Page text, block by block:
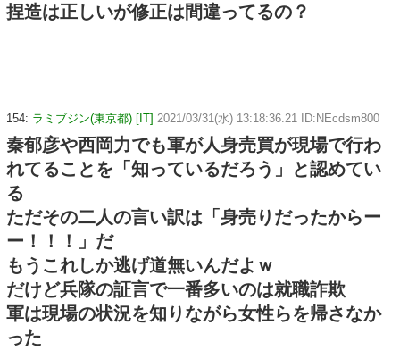
捏造は正しいが修正は間違ってるの？
154: ラミブジン(東京都) [IT] 2021/03/31(水) 13:18:36.21 ID:NEcdsm800
秦郁彦や西岡力でも軍が人身売買が現場で行わ
れてることを「知っているだろう」と認めてい
る
ただその二人の言い訳は「身売りだったからー
ー！！！」だ
もうこれしか逃げ道無いんだよｗ
だけど兵隊の証言で一番多いのは就職詐欺
軍は現場の状況を知りながら女性らを帰さなか
った